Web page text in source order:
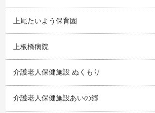
上尾たいよう保育園
上板橋病院
介護老人保健施設 ぬくもり
介護老人保健施設あいの郷